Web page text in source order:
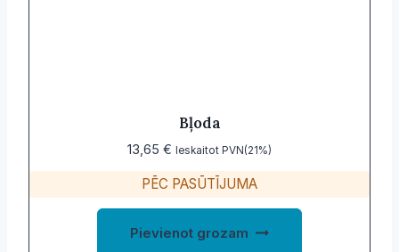
Bļoda
13,65 € Ieskaitot PVN(21%)
PĒC PASŪTĪJUMA
Pievienot grozam